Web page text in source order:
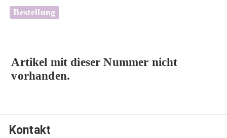
Bestellung
Artikel mit dieser Nummer nicht
vorhanden.
Kontakt